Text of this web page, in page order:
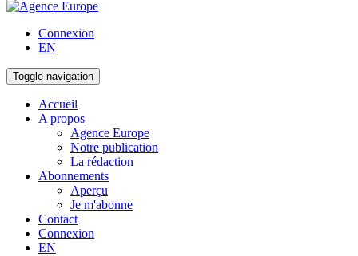
Connexion
EN
Toggle navigation
Accueil
A propos
Agence Europe
Notre publication
La rédaction
Abonnements
Aperçu
Je m'abonne
Contact
Connexion
EN